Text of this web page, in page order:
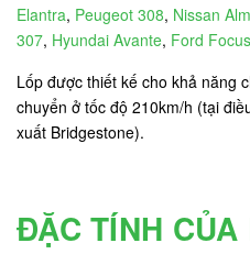
Elantra, Peugeot 308, Nissan
307, Hyundai Avante, Ford Focus
Lốp được thiết kế cho khả năng
chuyển ở tốc độ 210km/h (tại
xuất Bridgestone).
ĐẶC TÍNH CỦA